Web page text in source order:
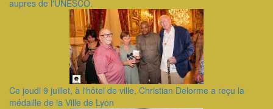
aupres de l'UNESCO.
Ce jeudi 9 juillet, à l'hôtel de ville, Christian Delorme a reçu la
médaille de la Ville de Lyon